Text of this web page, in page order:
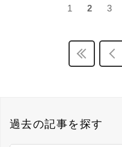
1 2 3
過去の記事を探す